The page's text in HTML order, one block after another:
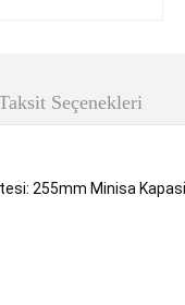
Seçenekleri
255mm Minisa